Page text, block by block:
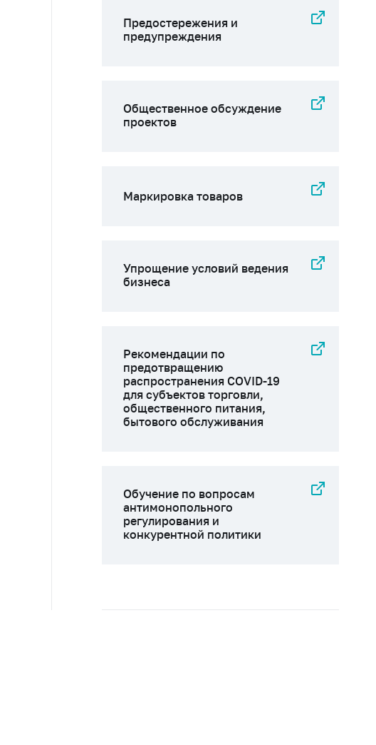
Предостережения и
предупреждения
Общественное обсуждение
проектов
Маркировка товаров
Упрощение условий ведения
бизнеса
Рекомендации по
предотвращению
распространения COVID-19
для субъектов торговли,
общественного питания,
бытового обслуживания
Обучение по вопросам
антимонопольного
регулирования и
конкурентной политики